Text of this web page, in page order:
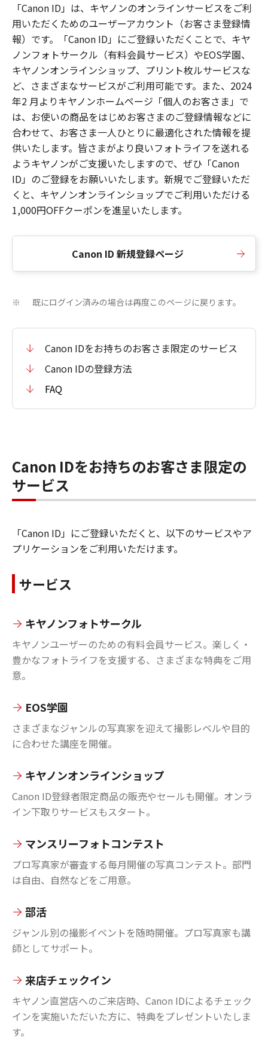
「Canon ID」は、キヤノンのオンラインサービスをご利
用いただくためのユーザーアカウント（お客さま登録情
報）です。「Canon ID」にご登録いただくことで、キヤ
ノンフォトサークル（有料会員サービス）やEOS学園、
キヤノンオンラインショップ、プリント枚ルサービスな
ど、さまざまなサービスがご利用可能です。また、2024
年2 月よりキヤノンホームページ「個人のお客さま」で
は、お使いの商品をはじめお客さまのご登録情報などに
合わせて、お客さま一人ひとりに最適化された情報を提
供いたします。皆さまがより良いフォトライフを送れる
ようキヤノンがご支援いたしますので、ぜひ「Canon
ID」のご登録をお願いいたします。新規でご登録いただ
くと、キヤノンオンラインショップでご利用いただける
1,000円OFFクーポンを進呈いたします。
Canon ID 新規登録ページ
※ 既にログイン済みの場合は再度このページに戻ります。
Canon IDをお持ちのお客さま限定のサービス
Canon IDの登録方法
FAQ
Canon IDをお持ちのお客さま限定の
サービス
「Canon ID」にご登録いただくと、以下のサービスやア
プリケーションをご利用いただけます。
サービス
キヤノンフォトサークル
キヤノンユーザーのための有料会員サービス。楽しく・
豊かなフォトライフを支援する、さまざまな特典をご用
意。
EOS学園
さまざまなジャンルの写真家を迎えて撮影レベルや目的
に合わせた講座を開催。
キヤノンオンラインショップ
Canon ID登録者限定商品の販売やセールも開催。オンラ
イン下取りサービスもスタート。
マンスリーフォトコンテスト
プロ写真家が審査する毎月開催の写真コンテスト。部門
は自由、自然などをご用意。
部活
ジャンル別の撮影イベントを随時開催。プロ写真家も講
師としてサポート。
来店チェックイン
キヤノン直営店へのご来店時、Canon IDによるチェック
インを実施いただいた方に、特典をプレゼントいたしま
す。